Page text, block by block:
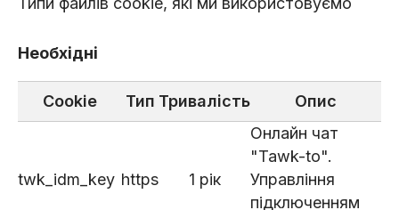
Необхідні
Cookie Тип Тривалість Опис
twk_idm_key https 1 рік
Онлайн чат
"Tawk-to".
Управління
підключенням